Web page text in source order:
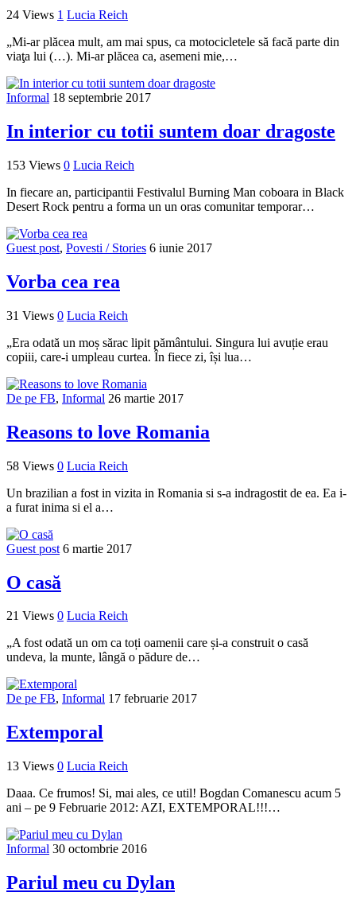
24 Views 1 Lucia Reich
„Mi-ar plăcea mult, am mai spus, ca motocicletele să facă parte din
viaţa lui (…). Mi-ar plăcea ca, asemeni mie,…
Informal 18 septembrie 2017
In interior cu totii suntem doar dragoste
153 Views 0 Lucia Reich
In fiecare an, participantii Festivalul Burning Man coboara in Black
Desert Rock pentru a forma un un oras comunitar temporar…
Guest post, Povesti / Stories 6 iunie 2017
Vorba cea rea
31 Views 0 Lucia Reich
„Era odată un moș sărac lipit pământului. Singura lui avuție erau
copiii, care-i umpleau curtea. În fiece zi, își lua…
De pe FB, Informal 26 martie 2017
Reasons to love Romania
58 Views 0 Lucia Reich
Un brazilian a fost in vizita in Romania si s-a indragostit de ea. Ea i-
a furat inima si el a…
Guest post 6 martie 2017
O casă
21 Views 0 Lucia Reich
„A fost odată un om ca toți oamenii care și-a construit o casă
undeva, la munte, lângă o pădure de…
De pe FB, Informal 17 februarie 2017
Extemporal
13 Views 0 Lucia Reich
Daaa. Ce frumos! Si, mai ales, ce util! Bogdan Comanescu acum 5
ani – pe 9 Februarie 2012: AZI, EXTEMPORAL!!!…
Informal 30 octombrie 2016
Pariul meu cu Dylan